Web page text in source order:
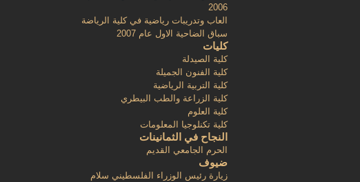
2006
العاب وتدريبات رياضية في كلية الرياضة
سباق الضاحية الاول عام 2007
كليات
كلية الصيدلة
كلية الفنون الجميلة
كلية التربية الرياضية
كلية الزراعة والطب البيطري
كلية العلوم
كلية تكنلوجيا المعلومات
النجاح في الثمانينات
الحرم الجامعي القديم
ضيوف
زيارة رئيس الوزراء الفلسطيني سلام